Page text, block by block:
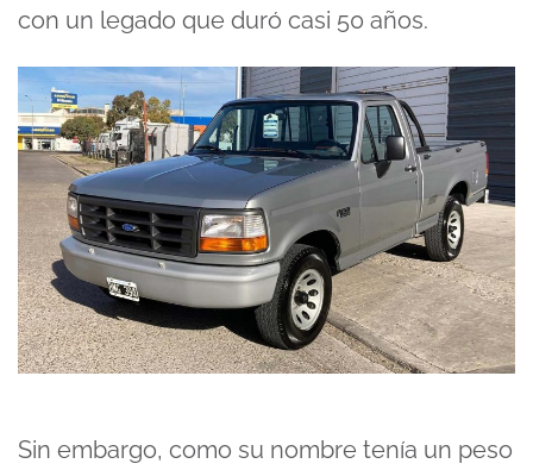
con un legado que duró casi 50 años.
Sin embargo, como su nombre tenía un peso